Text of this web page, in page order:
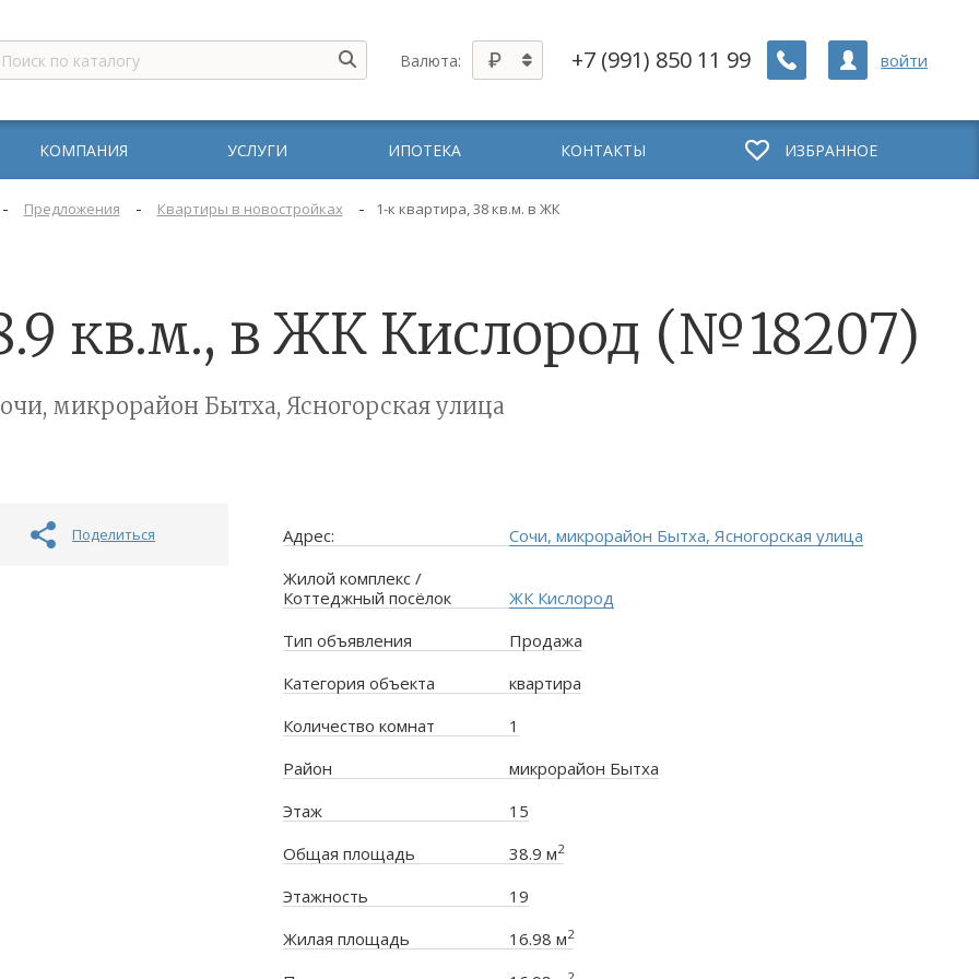
Валюта: +7 (991) 850 11 99 войти
КОМПАНИЯ УСЛУГИ ИПОТЕКА КОНТАКТЫ ИЗБРАННОЕ
- Предложения - Квартиры в новостройках - 1-к квартира, 38 кв.м. в ЖК
кв.м., в ЖК Кислород (№18207)
микрорайон Бытха, Ясногорская улица
Поделиться Адрес:
Сочи, микрорайон Бытха, Ясногорская улица
Жилой комплекс /
Коттеджный посёлок
ЖК Кислород
Тип объявления
Продажа
Категория объекта
квартира
Количество комнат
1
Район
микрорайон Бытха
Этаж
15
Общая площадь
38.9 м2
Этажность
19
Жилая площадь
16.98 м2